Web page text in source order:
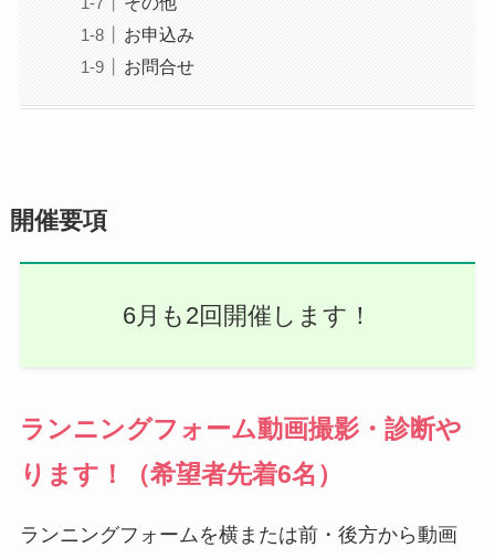
お申込み
お問合せ
開催要項
6月も2回開催します！
ランニングフォーム動画撮影・診断や
ります！（希望者先着6名）
ランニングフォームを横または前・後方から動画